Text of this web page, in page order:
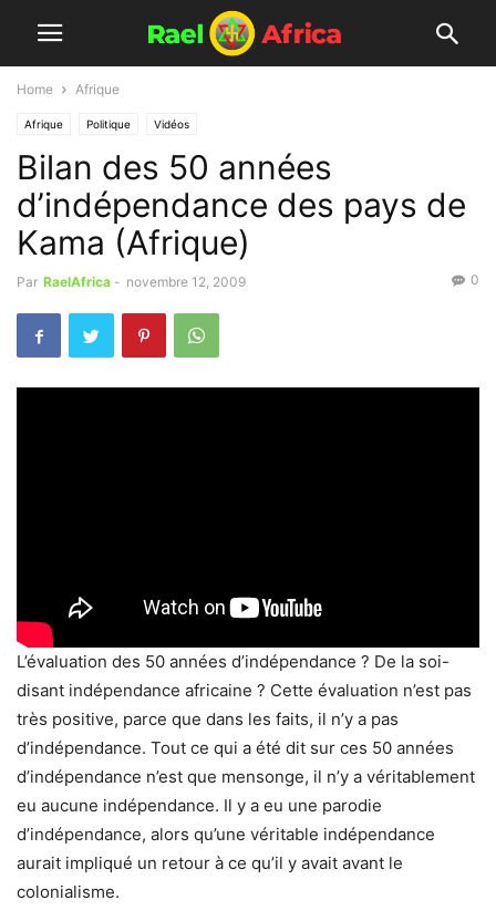
Home Afrique
Afrique Politique Vidéos
Bilan des 50 années
d’indépendance des pays de
Kama (Afrique)
Par RaelAfrica - novembre 12, 2009 0
L’évaluation des 50 années d’indépendance ? De la soi-
disant indépendance africaine ? Cette évaluation n’est pas
très positive, parce que dans les faits, il n’y a pas
d’indépendance. Tout ce qui a été dit sur ces 50 années
d’indépendance n’est que mensonge, il n’y a véritablement
eu aucune indépendance. Il y a eu une parodie
d’indépendance, alors qu’une véritable indépendance
aurait impliqué un retour à ce qu’il y avait avant le
colonialisme.